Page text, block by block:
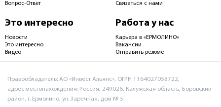
Вопрос-Ответ
Связаться с нами
Это интересно
Новости
Это интересно
Видео
Работа у нас
Карьера в «ЕРМОЛИНО»
Вакансии
Отправить резюме
Правообладатель: АО «Инвест Альянс», ОГРН 1164027058722,
адрес местонахождения: Россия, 249026, Калужская область, Боровский
район, г. Ермолино, ул. Заречная, дом № 5.